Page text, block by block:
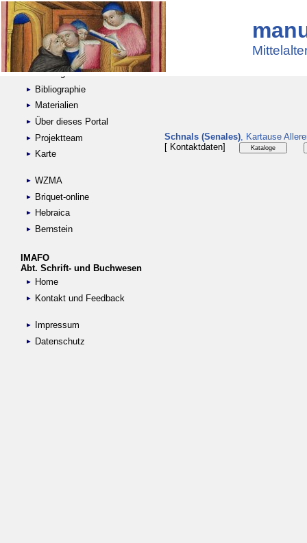
Suche
Handschriftensammlungen
Digitalisierte Handschriften
Kataloge
Bibliographie
Materialien
Über dieses Portal
Projektteam
Karte
WZMA
Briquet-online
Hebraica
Bernstein
IMAFO
Abt. Schrift- und Buchwesen
Home
Kontakt und Feedback
Impressum
Datenschutz
Schnals (Senales) , Kartause
[ Kontaktdaten]